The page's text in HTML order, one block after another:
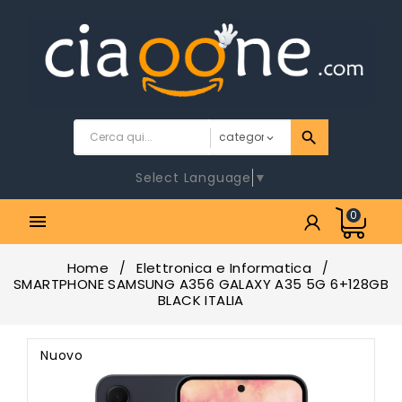
Select Language ▼
 0
Home
Elettronica e Informatica
SMARTPHONE SAMSUNG A356 GALAXY A35 5G 6+128GB
BLACK ITALIA
Nuovo